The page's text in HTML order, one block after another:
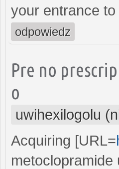
your entrance
odpowiedz
Pre no
o
uwihexilogolu
Acquiring [URL=